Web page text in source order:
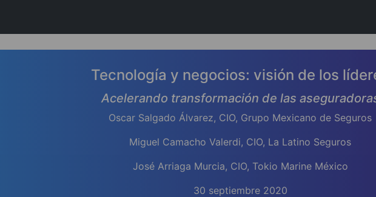
Tecnología y negocios: visión de los
Acelerando transformación de las
Oscar Salgado Álvarez, CIO, Grupo Mexicano de Seguros
Miguel Camacho Valerdi, CIO, La Latino Seguros
José Arriaga Murcia, CIO, Tokio Marine México
30 septiembre 2020